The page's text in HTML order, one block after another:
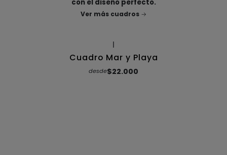
con el diseño perfecto.
Ver más cuadros
Cuadro Mar y Playa
desde$22.000